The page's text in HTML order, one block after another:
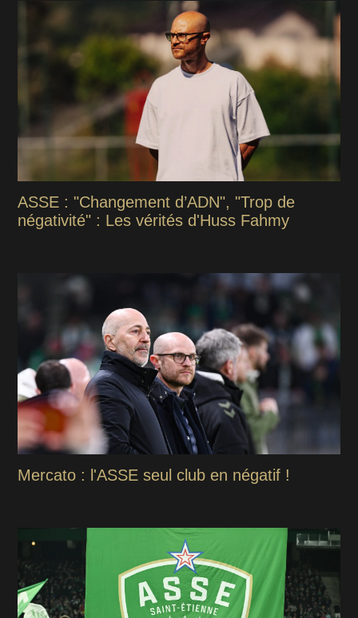
ASSE : "Changement d’ADN", "Trop de
négativité" : Les vérités d'Huss Fahmy
Mercato : l'ASSE seul club en négatif !